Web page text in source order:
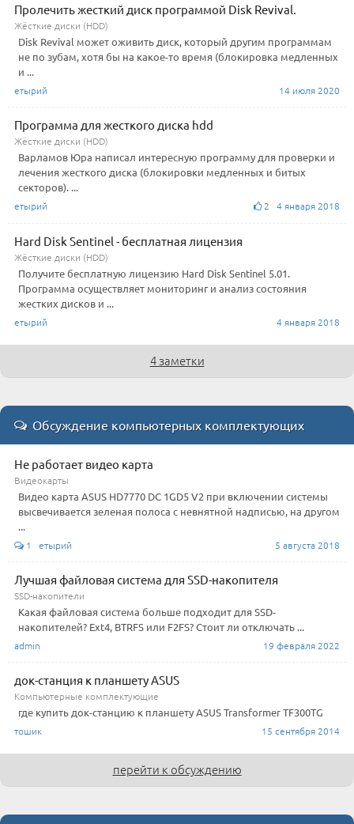
Пролечить жесткий диск программой Disk Revival.
Жёсткие диски (HDD)
Disk Revival может оживить диск, который другим программам
не по зубам, хотя бы на какое-то время (блокировка медленных
и ...
етырий 14 июля 2020
Программа для жесткого диска hdd
Жёсткие диски (HDD)
Варламов Юра написал интересную программу для проверки и
лечения жесткого диска (блокировки медленных и битых
секторов). ...
етырий 2 4 января 2018
Hard Disk Sentinel - бесплатная лицензия
Жёсткие диски (HDD)
Получите бесплатную лицензию Hard Disk Sentinel 5.01.
Программа осуществляет мониторинг и анализ состояния
жестких дисков и ...
етырий 4 января 2018
4 заметки
Обсуждение компьютерных комплектующих
Не работает видео карта
Видеокарты
Видео карта ASUS HD7770 DC 1GD5 V2 при включении системы
высвечивается зеленая полоса с невнятной надписью, на другом
...
1 етырий 5 августа 2018
Лучшая файловая система для SSD-накопителя
SSD-накопители
Какая файловая система больше подходит для SSD-
накопителей? Ext4, BTRFS или F2FS? Стоит ли отключать ...
admin 19 февраля 2022
док-станция к планшету ASUS
Компьютерные комплектующие
где купить док-станцию к планшету ASUS Transformer TF300TG
тошик 15 сентября 2014
перейти к обсуждению